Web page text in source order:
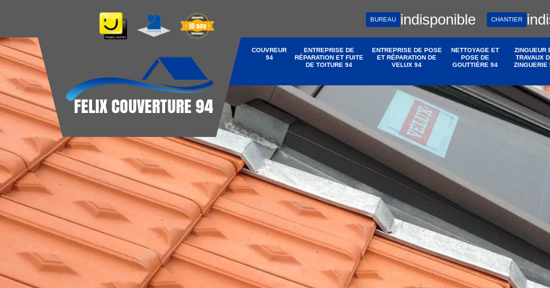
BUREAU indisponible CHANTIER
COUVREUR
94
ENTREPRISE DE
RÉPARATION ET FUITE
DE TOITURE 94
ENTREPRISE DE POSE
ET RÉPARATION DE
VELUX 94
NETTOYAGE ET
POSE DE
GOUTTIÈRE 94
ZINGUEUR
TRAVAUX
ZINGUERIE